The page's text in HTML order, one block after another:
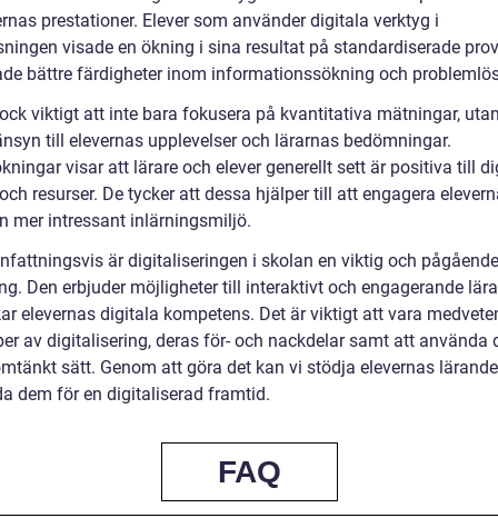
prestationer. Elever som använder digitala verktyg i
visade en ökning i sina resultat på standardiserade
bättre färdigheter inom informationssökning och
viktigt att inte bara fokusera på kvantitativa mätningar,
till elevernas upplevelser och lärarnas bedömningar.
visar att lärare och elever generellt sett är positiva till
resurser. De tycker att dessa hjälper till att engagera
mer intressant inlärningsmiljö.
är digitaliseringen i skolan en viktig och pågående
Den erbjuder möjligheter till interaktivt och engagerande
elevernas digitala kompetens. Det är viktigt att vara
av digitalisering, deras för- och nackdelar samt att använda
sätt. Genom att göra det kan vi stödja elevernas
dem för en digitaliserad framtid.
FAQ